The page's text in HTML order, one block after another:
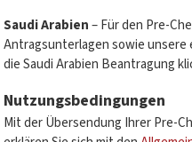
Saudi Arabien– Für den Pre-
Antragsunterlagen sowie
die Saudi Arabien Beantragung
Nutzungsbedingungen
Mit der Übersendung Ihrer Pre-